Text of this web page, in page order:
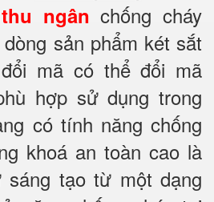
ngân chống cháy
sản phẩm két sắt
mã có thể đổi mã
hợp sử dụng trong
có tính năng chống
khoá an toàn cao là
tạo từ một dạng